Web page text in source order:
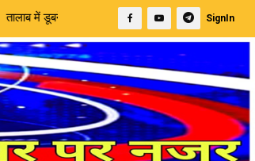
वर्षीय बालिका की मौत | SignIn